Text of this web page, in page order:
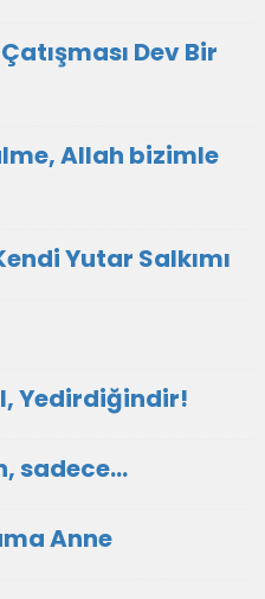
Dev Bir
Allah bizimle
Yutar Salkımı
Yedirdiğindir!
sadece...
Anne